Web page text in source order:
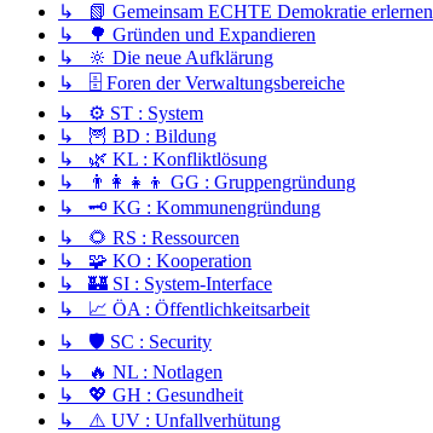
↳ 📗 Gemeinsam ECHTE Demokratie erlernen
↳ 🌳 Gründen und Expandieren
↳ 🔆 Die neue Aufklärung
↳ 🗄️ Foren der Verwaltungsbereiche
↳ ⚙️ ST : System
↳ 🦉 BD : Bildung
↳ 🌿 KL : Konfliktlösung
↳ 👨‍👩‍👧‍👦 GG : Gruppengründung
↳ 🗝️ KG : Kommunengründung
↳ 🌻 RS : Ressourcen
↳ 🧩 KO : Kooperation
↳ 🏰 SI : System-Interface
↳ 📈 ÖA : Öffentlichkeitsarbeit
↳ 🛡️ SC : Security
↳ 🔥 NL : Notlagen
↳ 💖 GH : Gesundheit
↳ ⚠️ UV : Unfallverhütung